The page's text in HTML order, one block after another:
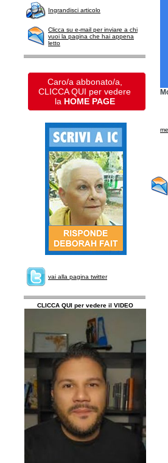
Ingrandisci articolo
Clicca su e-mail per inviare a chi
vuoi la pagina che hai appena
letto
Caro/a abbonato/a,
CLICCA QUI per vedere
la HOME PAGE
vai alla pagina twitter
CLICCA QUI per vedere il VIDEO